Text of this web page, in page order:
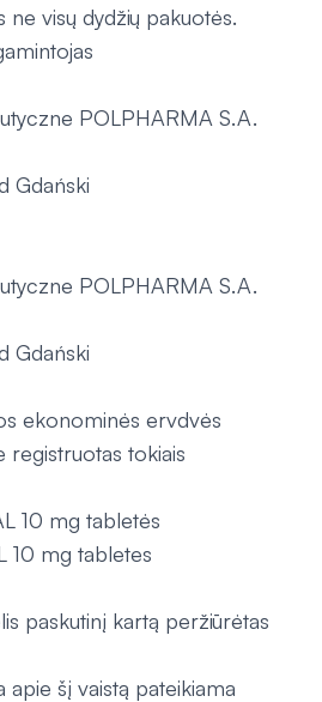
ne visų dydžių pakuotės.
POLPHARMA S.A.
Gdański
POLPHARMA S.A.
Gdański
ekonominės ervdvės
registruotas tokiais
10 mg tabletės
10 mg tabletes
paskutinį kartą peržiūrėtas
apie šį vaistą pateikiama